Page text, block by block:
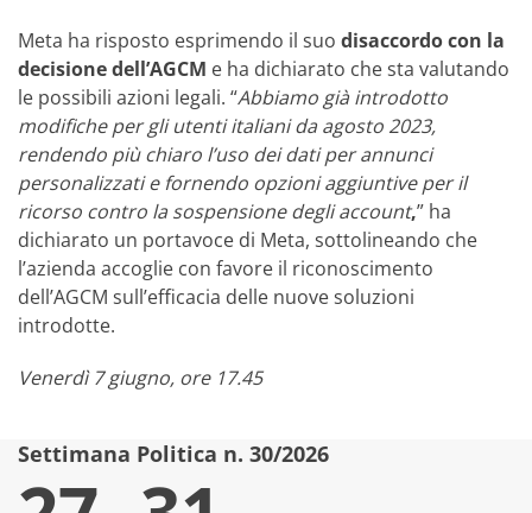
Meta ha risposto esprimendo il suo disaccordo con la
decisione dell’AGCM e ha dichiarato che sta valutando
le possibili azioni legali. “Abbiamo già introdotto
modifiche per gli utenti italiani da agosto 2023,
rendendo più chiaro l’uso dei dati per annunci
personalizzati e fornendo opzioni aggiuntive per il
ricorso contro la sospensione degli account,” ha
dichiarato un portavoce di Meta, sottolineando che
l’azienda accoglie con favore il riconoscimento
dell’AGCM sull’efficacia delle nuove soluzioni
introdotte.
Venerdì 7 giugno, ore 17.45
Settimana Politica n. 30/2026